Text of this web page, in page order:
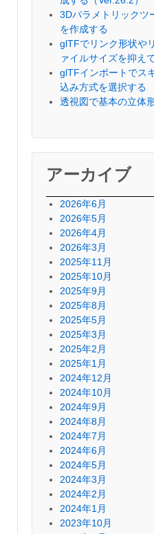
3Dパラメトリックツ
を作成する
glTFでリンク形状や
ァイルサイズを抑え
glTFインポートでス
込み方式を選択する
透視図で基本の立体
アーカイブ
2026年6月
2026年5月
2026年4月
2026年3月
2025年11月
2025年10月
2025年9月
2025年8月
2025年5月
2025年3月
2025年2月
2025年1月
2024年12月
2024年10月
2024年9月
2024年8月
2024年7月
2024年6月
2024年5月
2024年3月
2024年2月
2024年1月
2023年10月